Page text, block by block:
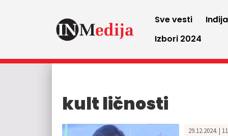
Sve vesti
Inđija
Izbori 2024
kult ličnosti
29.12.2024. |